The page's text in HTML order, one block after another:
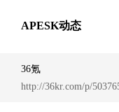
APESK动态
36氪
http://36kr.com/p/